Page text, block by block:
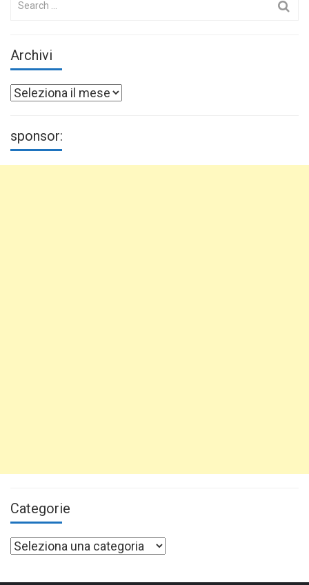
Archivi
Archivi
sponsor:
Categorie
Categorie